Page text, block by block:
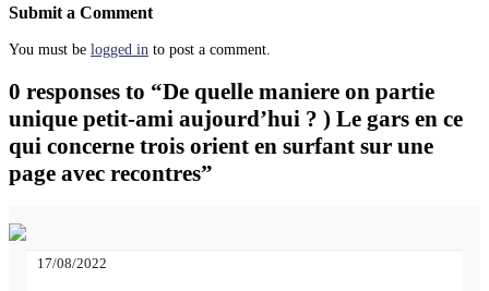
Submit a Comment
You must be logged in to post a comment.
0 responses to “De quelle maniere on partie
unique petit-ami aujourd’hui ? ) Le gars en ce
qui concerne trois orient en surfant sur une
page avec recontres”
17/08/2022